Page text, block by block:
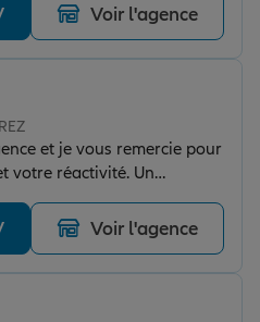
N'hésitez pas à les
ces critères !
Voir l'agence
et je vous remercie pour
votre réactivité. Un
et très rassurant. Je
Voir l'agence